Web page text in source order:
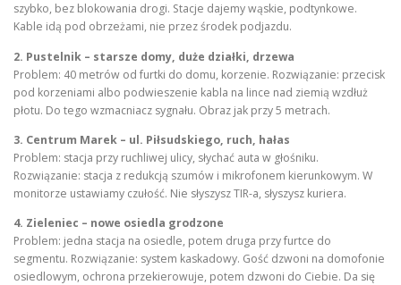
szybko, bez blokowania drogi. Stacje dajemy wąskie, podtynkowe.
Kable idą pod obrzeżami, nie przez środek podjazdu.
2. Pustelnik – starsze domy, duże działki, drzewa
Problem: 40 metrów od furtki do domu, korzenie. Rozwiązanie: przecisk
pod korzeniami albo podwieszenie kabla na lince nad ziemią wzdłuż
płotu. Do tego wzmacniacz sygnału. Obraz jak przy 5 metrach.
3. Centrum Marek – ul. Piłsudskiego, ruch, hałas
Problem: stacja przy ruchliwej ulicy, słychać auta w głośniku.
Rozwiązanie: stacja z redukcją szumów i mikrofonem kierunkowym. W
monitorze ustawiamy czułość. Nie słyszysz TIR-a, słyszysz kuriera.
4. Zieleniec – nowe osiedla grodzone
Problem: jedna stacja na osiedle, potem druga przy furtce do
segmentu. Rozwiązanie: system kaskadowy. Gość dzwoni na domofonie
osiedlowym, ochrona przekierowuje, potem dzwoni do Ciebie. Da się